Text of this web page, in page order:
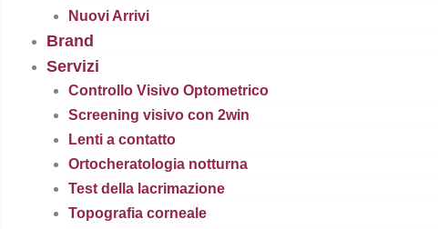
Nuovi Arrivi
Brand
Servizi
Controllo Visivo Optometrico
Screening visivo con 2win
Lenti a contatto
Ortocheratologia notturna
Test della lacrimazione
Topografia corneale